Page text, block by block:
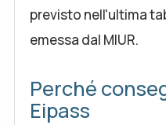
previsto nell'ultima
emessa dal MIUR.
Perché
Eipass